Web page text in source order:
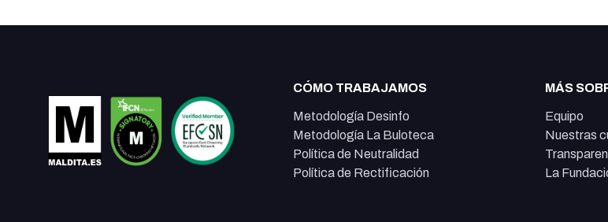
CÓMO TRABAJAMOS
Metodología Desinfo
Metodología La Buloteca
Política de Neutralidad
Política de Rectificación
MÁS
Equipo
Nuestras
La